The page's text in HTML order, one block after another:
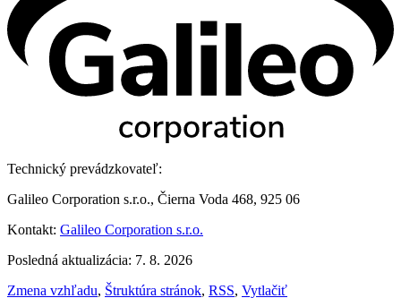
Technický prevádzkovateľ:
Galileo Corporation s.r.o., Čierna Voda 468, 925 06
Kontakt: Galileo Corporation s.r.o.
Posledná aktualizácia: 7. 8. 2026
Zmena vzhľadu, Štruktúra stránok, RSS, Vytlačiť